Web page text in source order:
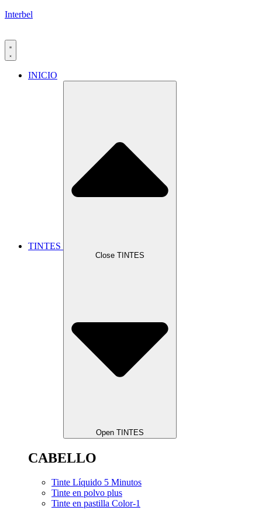
Interbel
INICIO
TINTES
Close TINTES
Open TINTES
CABELLO
Tinte Líquido 5 Minutos
Tinte en polvo plus
Tinte en pastilla Color-1